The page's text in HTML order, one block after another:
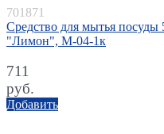
701871
Средство для мытья
"Лимон", М-04-1к
711
руб.
Добавить